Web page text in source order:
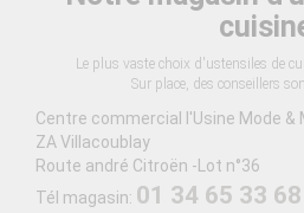
Le plus vaste choix d'ustensiles de
Sur place, des conseillers
Centre commercial l'Usine Mode &
ZA Villacoublay
Route andré Citroën -Lot n°36
Tél magasin: 01 34 65 33 68